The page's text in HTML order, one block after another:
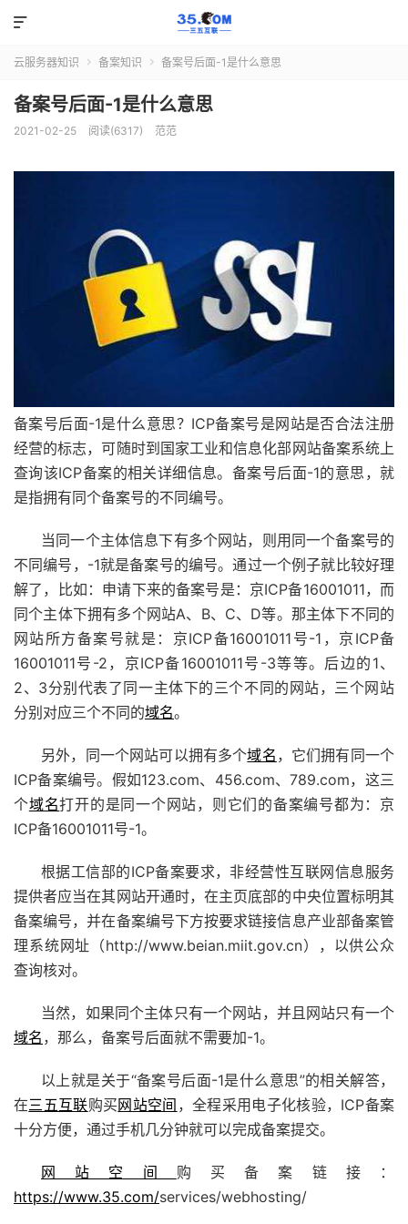

云服务器知识  备案知识  备案号后面-1是什么意思
备案号后面-1是什么意思
2021-02-25 阅读(6317) 范范
备案号后面-1是什么意思？ICP备案号是网站是否合法注册
经营的标志，可随时到国家工业和信息化部网站备案系统上
查询该ICP备案的相关详细信息。备案号后面-1的意思，就
是指拥有同个备案号的不同编号。
当同一个主体信息下有多个网站，则用同一个备案号的
不同编号，-1就是备案号的编号。通过一个例子就比较好理
解了，比如：申请下来的备案号是：京ICP备16001011，而
同个主体下拥有多个网站A、B、C、D等。那主体下不同的
网站所方备案号就是：京ICP备16001011号-1，京ICP备
16001011号-2，京ICP备16001011号-3等等。后边的1、
2、3分别代表了同一主体下的三个不同的网站，三个网站
分别对应三个不同的域名。
另外，同一个网站可以拥有多个域名 ，它们拥有同一个
ICP备案编号。假如123.com、456.com、789.com，这三
个域名打开的是同一个网站，则它们的备案编号都为：京
ICP备16001011号-1。
根据工信部的ICP备案要求，非经营性互联网信息服务
提供者应当在其网站开通时，在主页底部的中央位置标明其
备案编号，并在备案编号下方按要求链接信息产业部备案管
理系统网址（http://www.beian.miit.gov.cn），以供公众
查询核对。
当然，如果同个主体只有一个网站，并且网站只有一个
域名 ，那么，备案号后面就不需要加-1。
以上就是关于“备案号后面-1是什么意思”的相关解答，
在三五互联购买网站空间 ，全程采用电子化核验，ICP备案
十分方便，通过手机几分钟就可以完成备案提交。
网站空间 购买备案链接：
https://www.35.com/services/webhosting/